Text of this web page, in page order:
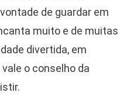
de guardar em
muito e de muitas
divertida, em
o conselho da